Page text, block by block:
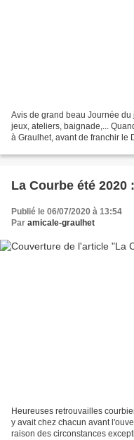
Avis de grand beau Journée
jeux, ateliers, baignade,...
à Graulhet, avant de franchir le
La Courbe été
Publié le 06/07/2020 à 13:54
Par amicale-graulhet
Heureuses retrouvailles
y avait chez chacun avant
raison des circonstances